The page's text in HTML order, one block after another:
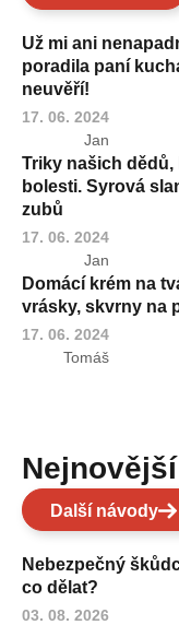
Už mi ani
poradila paní
neuvěří!
17. 06. 2024
Jan
Triky našich
bolesti. Syrová
zubů
17. 06. 2024
Jan
Domácí krém na
vrásky, skvrny na
17. 06. 2024
Tomáš
Další návody
Nebezpečný
co dělat?
03. 08. 2026